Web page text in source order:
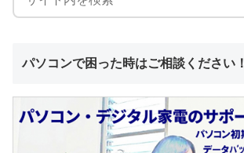
パソコンで困った時はご相談ください！